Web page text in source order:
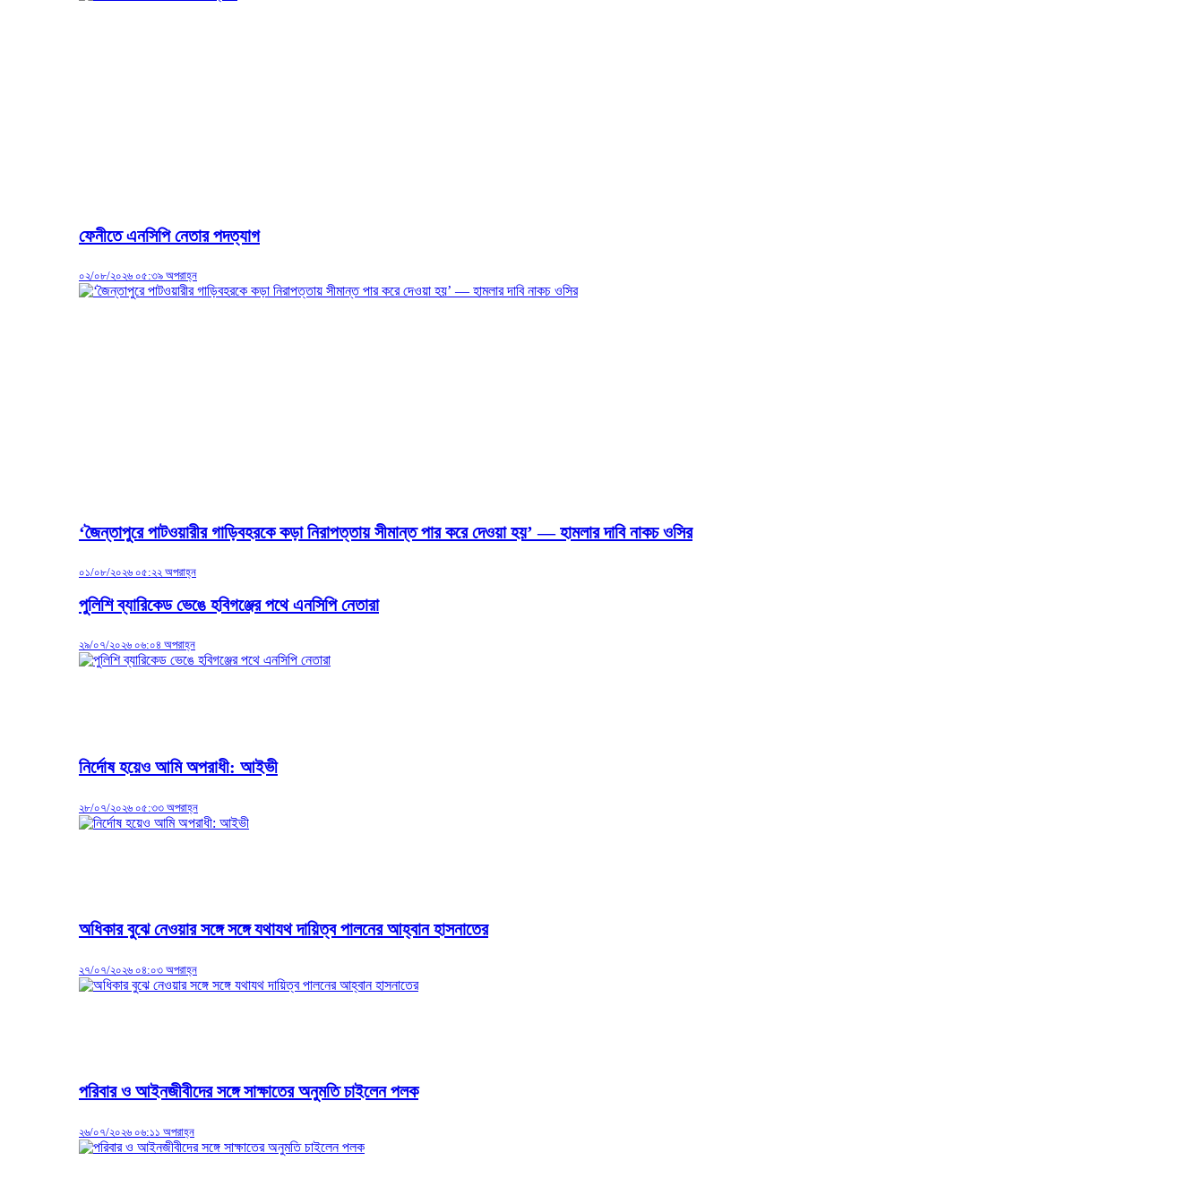
ফেনীতে এনসিপি নেতার পদত্যাগ
০২/০৮/২০২৬ ০৫:৩৯ অপরাহ্ন
‘জৈন্তাপুরে পাটওয়ারীর গাড়িবহরকে কড়া নিরাপত্তায় সীমান্ত পার করে দেওয়া হয়’ — হামলার দাবি নাকচ ওসির
০১/০৮/২০২৬ ০৫:২২ অপরাহ্ন
পুলিশি ব্যারিকেড ভেঙে হবিগঞ্জের পথে এনসিপি নেতারা
২৯/০৭/২০২৬ ০৬:০৪ অপরাহ্ন
নির্দোষ হয়েও আমি অপরাধী: আইভী
২৮/০৭/২০২৬ ০৫:৩৩ অপরাহ্ন
অধিকার বুঝে নেওয়ার সঙ্গে সঙ্গে যথাযথ দায়িত্ব পালনের আহ্বান হাসনাতের
২৭/০৭/২০২৬ ০৪:০৩ অপরাহ্ন
পরিবার ও আইনজীবীদের সঙ্গে সাক্ষাতের অনুমতি চাইলেন পলক
২৬/০৭/২০২৬ ০৬:১১ অপরাহ্ন